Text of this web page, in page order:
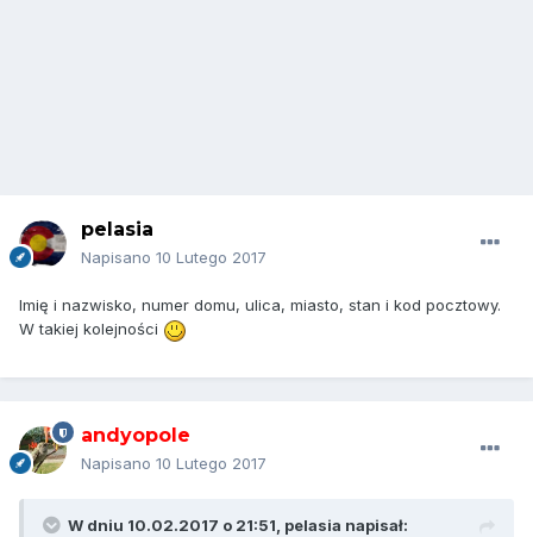
pelasia
Napisano 10 Lutego 2017
Imię i nazwisko, numer domu, ulica, miasto, stan i kod pocztowy.
W takiej kolejności
andyopole
Napisano 10 Lutego 2017
W dniu 10.02.2017 o 21:51, pelasia napisał: